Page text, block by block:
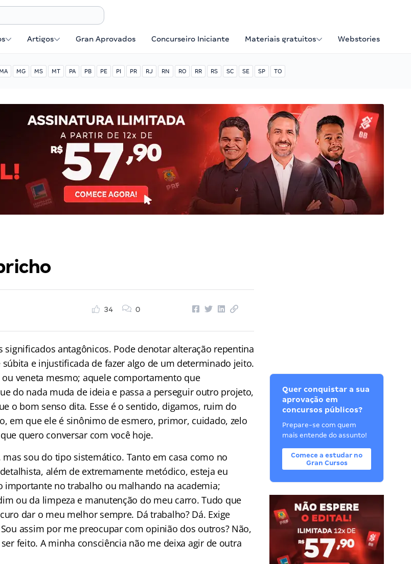
Artigos Gran Aprovados Concurseiro Iniciante Materiais gratuitos Webstories
MA MG MS MT PA PB PE PI PR RJ RN RO RR RS SC SE SP TO
34 0
significados antagônicos. Pode denotar alteração repentina
e injustificada de fazer algo de um determinado jeito.
ou veneta mesmo; aquele comportamento que
do nada muda de ideia e passa a perseguir outro projeto,
o bom senso dita. Esse é o sentido, digamos, ruim do
em que ele é sinônimo de esmero, primor, cuidado, zelo
quero conversar com você hoje.
sou do tipo sistemático. Tanto em casa como no
além de extremamente metódico, esteja eu
importante no trabalho ou malhando na academia;
ou da limpeza e manutenção do meu carro. Tudo que
dar o meu melhor sempre. Dá trabalho? Dá. Exige
assim por me preocupar com opinião dos outros? Não,
feito. A minha consciência não me deixa agir de outra
Quer conquistar a sua
aprovação em
concursos públicos?
Prepare-se com quem
mais entende do assunto!
Comece a estudar no
Gran Cursos